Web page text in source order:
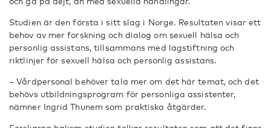
Studien är den första i sitt slag i Norge. Resultaten visar ett
behov av mer forskning och dialog om sexuell hälsa och
personlig assistans, tillsammans med lagstiftning och
riktlinjer för sexuell hälsa och personlig assistans.
– Vårdpersonal behöver tala mer om det här temat, och det
behövs utbildningsprogram för personliga assistenter,
nämner Ingrid Thunem som praktiska åtgärder.